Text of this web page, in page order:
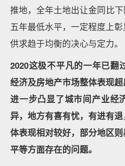
推地，全年土地出让金同比
五年最低水平，一定程度上
供求趋于均衡的决心与定力。
2020这极不平凡的一年已翻
经济及房地产市场整体表现
进一步凸显了城市间产业经
异，地方有喜有忧，有进有
体表现相对较好，部分地区
平等方面存在的问题。